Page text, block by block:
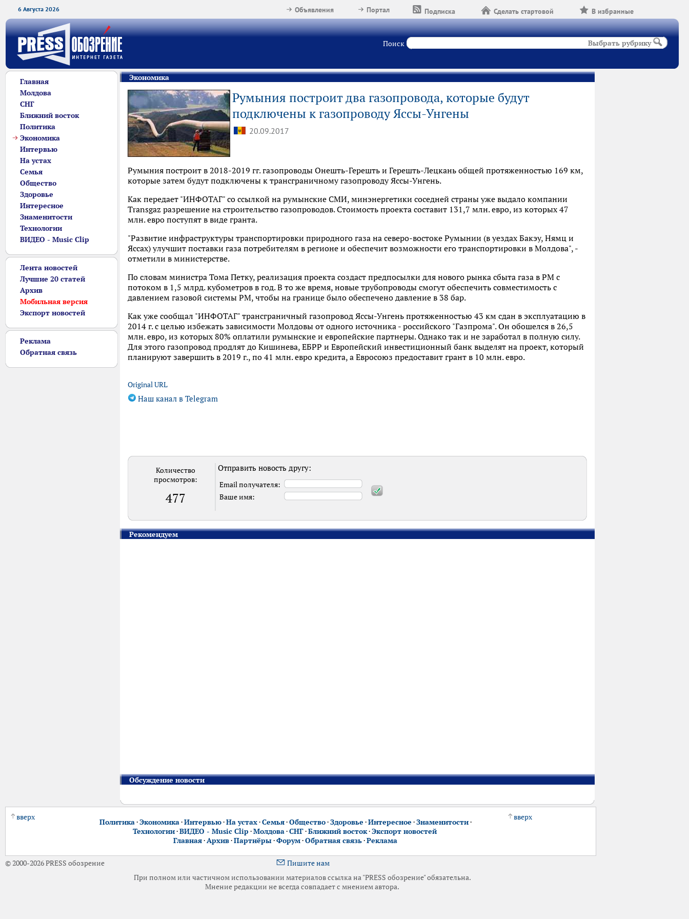
6 Августа 2026 В избранные
Сделать стартовой
Подписка
Портал
Объявления
Поиск Выбрать рубрику
Главная
Молдова
СНГ
Ближний восток
Политика
Экономика
Интервью
На устах
Семья
Общество
Здоровье
Интересное
Знаменитости
Технологии
ВИДЕО - Music Clip
Лента новостей
Лучшие 20 статей
Архив
Мобильная версия
Экспорт новостей
Реклама
Обратная связь
Экономика
Румыния построит два газопровода, которые будут
подключены к газопроводу Яссы-Унгены
20.09.2017
Румыния построит в 2018-2019 гг. газопроводы Онешть-Герешть и Герешть-Лецкань общей протяженностью 169 км,
которые затем будут подключены к трансграничному газопроводу Яссы-Унгень.
Как передает "ИНФОТАГ" со ссылкой на румынские СМИ, минэнергетики соседней страны уже выдало компании
Transgaz разрешение на строительство газопроводов. Стоимость проекта составит 131,7 млн. евро, из которых 47
млн. евро поступят в виде гранта.
"Развитие инфраструктуры транспортировки природного газа на северо-востоке Румынии (в уездах Бакэу, Нямц и
Яссах) улучшит поставки газа потребителям в регионе и обеспечит возможности его транспортировки в Молдова", -
отметили в министерстве.
По словам министра Тома Петку, реализация проекта создаст предпосылки для нового рынка сбыта газа в РМ с
потоком в 1,5 млрд. кубометров в год. В то же время, новые трубопроводы смогут обеспечить совместимость с
давлением газовой системы РМ, чтобы на границе было обеспечено давление в 38 бар.
Как уже сообщал "ИНФОТАГ" трансграничный газопровод Яссы-Унгень протяженностью 43 км сдан в эксплуатацию в
2014 г. с целью избежать зависимости Молдовы от одного источника - российского "Газпрома". Он обошелся в 26,5
млн. евро, из которых 80% оплатили румынские и европейские партнеры. Однако так и не заработал в полную силу.
Для этого газопровод продлят до Кишинева, ЕБРР и Европейский инвестиционный банк выделят на проект, который
планируют завершить в 2019 г., по 41 млн. евро кредита, а Евросоюз предоставит грант в 10 млн. евро.
Original URL
Наш канал в Telegram
Количество
просмотров:
477
Отправить новость другу:
Email получателя:
Ваше имя:
Рекомендуем
Обсуждение новости
вверх
Политика·Экономика·Интервью·На устах·Семья·Общество·Здоровье ·Интересное ·Знаменитости·
Технологии·ВИДЕО - Music Clip ·Молдова·СНГ·Ближний восток·Экспорт новостей
Главная·Архив·Партнёры·Форум·Обратная связь·Реклама
вверх
© 2000-2026 PRESS обозрение
Пишите нам
При полном или частичном использовании материалов ссылка на "PRESS обозрение" обязательна.
Мнение редакции не всегда совпадает с мнением автора.